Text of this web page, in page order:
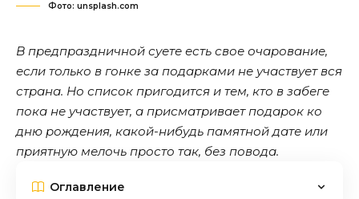
Фото: unsplash.com
В предпраздничной суете есть свое очарование,
если только в гонке за подарками не участвует вся
страна. Но список пригодится и тем, кто в забеге
пока не участвует, а присматривает подарок ко
дню рождения, какой-нибудь памятной дате или
приятную мелочь просто так, без повода.
Оглавление